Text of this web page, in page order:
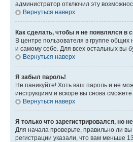
администратор отключил эту
Вернуться наверх
Как сделать, чтобы я не появлялся в
В центре пользователя в группе
и самому себе. Для всех остальных вы
Вернуться наверх
Я забыл пароль!
Не паникуйте! Хоть ваш пароль и не
инструкциям и вскоре вы снова
Вернуться наверх
Я только что зарегистрировался, но
Для начала проверьте, правильно ли
регистрации указали, что вам меньше